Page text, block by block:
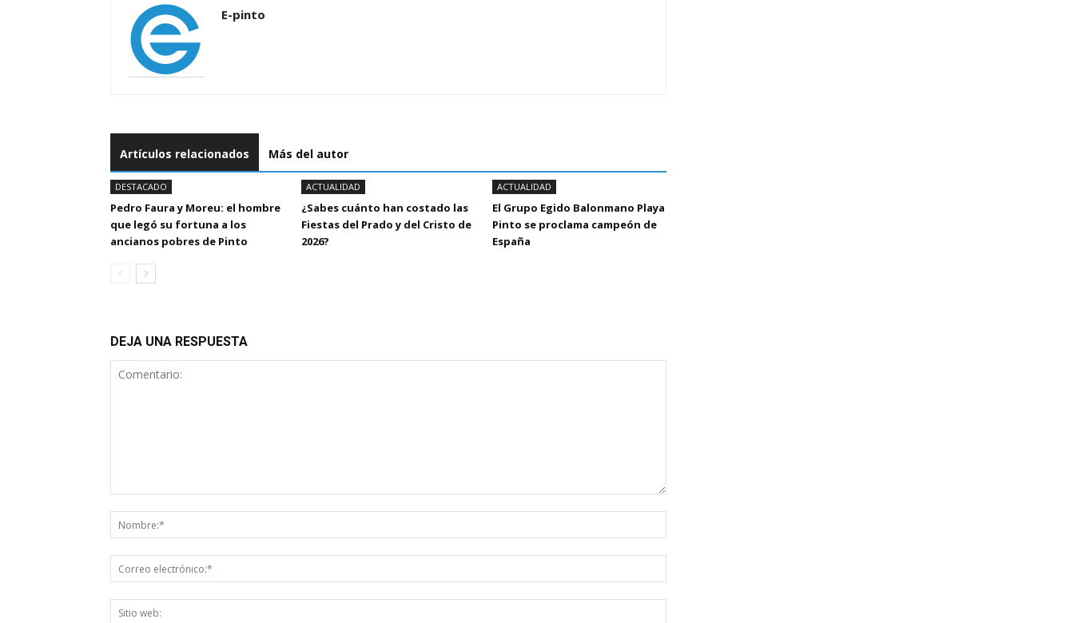
E-pinto
Artículos relacionados Más del autor
DESTACADO
Pedro Faura y Moreu: el hombre
que legó su fortuna a los
ancianos pobres de Pinto
ACTUALIDAD
¿Sabes cuánto han costado las
Fiestas del Prado y del Cristo de
2026?
ACTUALIDAD
El Grupo Egido Balonmano Playa
Pinto se proclama campeón de
España
DEJA UNA RESPUESTA